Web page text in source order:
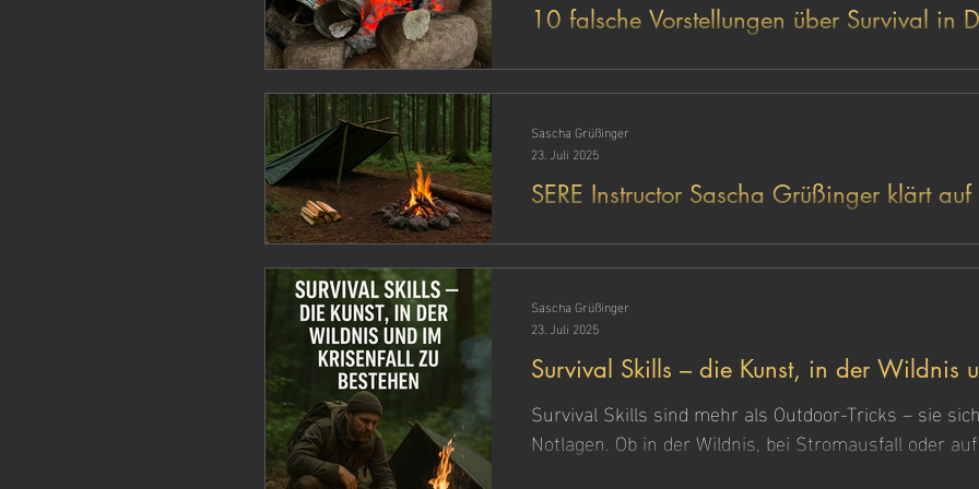
10 falsche Vorstellungen über Survival in
Survival bedeutet nicht Feuer machen unter Druck
Entscheidungen, wenn’s drauf ankommt. In diesem
weitverbreitete Irrtümer über Survival in Deutschland
wirklich hilft, wenn der Ernstfall eintritt. Kein Drama,
ehrliches Handwerkszeug für den Kopf.
SERE Instructor Sascha Grüßinger klärt
Was bedeutet S.E.R.E. wirklich – und warum gehört
dazu? SERE-Instructor Sascha Grüßinger erklärt
Konzept S.E.R.E.R., die Ausbildungslevel A–C und
Umsetzung im zivilen Bereich kaum möglich ist.
Sascha Grüßinger
23. Juli 2025
Survival Skills – die Kunst, in der Wildnis
zu bestehen
Survival Skills sind mehr als Outdoor-Tricks – sie
Notlagen. Ob in der Wildnis, bei Stromausfall oder
Sascha Grüßinger
23. Juli 2025